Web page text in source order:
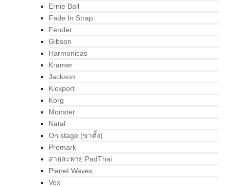
Ernie Ball
Fade In Strap
Fender
Gibson
Harmonicas
Kramer
Jackson
Kickport
Korg
Monster
Natal
On stage (ขาตั้ง)
Promark
สายสะพาย PadThai
Planet Waves
Vox